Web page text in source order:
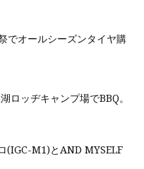
でオールシーズンタイヤ購
ロッヂキャンプ場でBBQ。
(IGC-M1)とAND MYSELF